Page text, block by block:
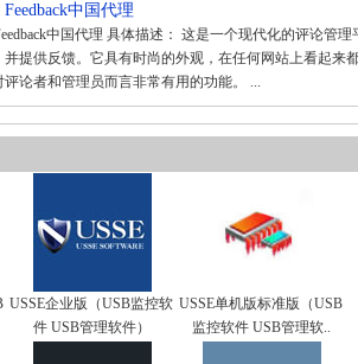
Feedback中国代理
中国代理 具体描述： 这是一个现代化的评论管
并提供反馈。它具有时尚的外观，在任何网站上看起来
评论者和管理员而言非常有用的功能。 ...
USSE企业版（USB监控软
件 USB管理软件）
USSE单机版标准版（USB
监控软件 USB管理软..